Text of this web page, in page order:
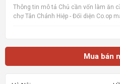
Thông tin mô tả Chủ cần vốn làm ăn
chợ Tân Chánh Hiệp - Đối diện Co.op
Mua bán